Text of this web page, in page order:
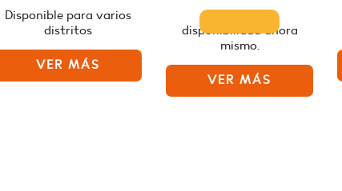
Disponible para varios
distritos
VER MÁS
disponibilidad ahora
mismo.
VER MÁS